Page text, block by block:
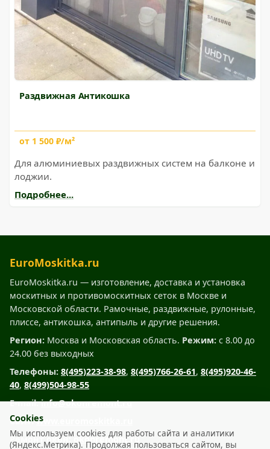
Раздвижная Антикошка
от 1 500 ₽/м²
Для алюминиевых раздвижных систем на балконе и
лоджии.
Подробнее...
EuroMoskitka.ru
EuroMoskitka.ru — изготовление, доставка и установка
москитных и противомоскитных сеток в Москве и
Московской области. Рамочные, раздвижные, рулонные,
плиссе, антикошка, антипыль и другие решения.
Регион: Москва и Московская область. Режим: с 8.00 до
24.00 без выходных
Телефоны: 8(495)223-38-98, 8(495)766-26-61, 8(495)920-46-
40, 8(499)504-98-55
E-mail: info@okonremont.ru
Сайт: www.euromoskitka.ru
Ремонт окон: okonremont.ru
Cookies
Мы используем cookies для работы сайта и аналитики
(Яндекс.Метрика). Продолжая пользоваться сайтом, вы